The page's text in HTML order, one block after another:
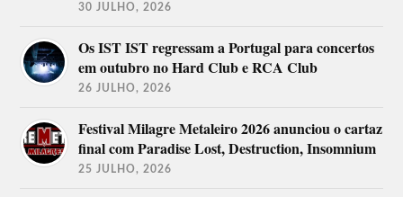
30 JULHO, 2026
Os IST IST regressam a Portugal para concertos
em outubro no Hard Club e RCA Club
26 JULHO, 2026
Festival Milagre Metaleiro 2026 anunciou o cartaz
final com Paradise Lost, Destruction, Insomnium
25 JULHO, 2026